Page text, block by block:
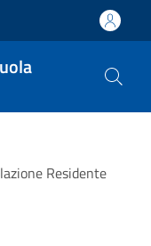
Residente